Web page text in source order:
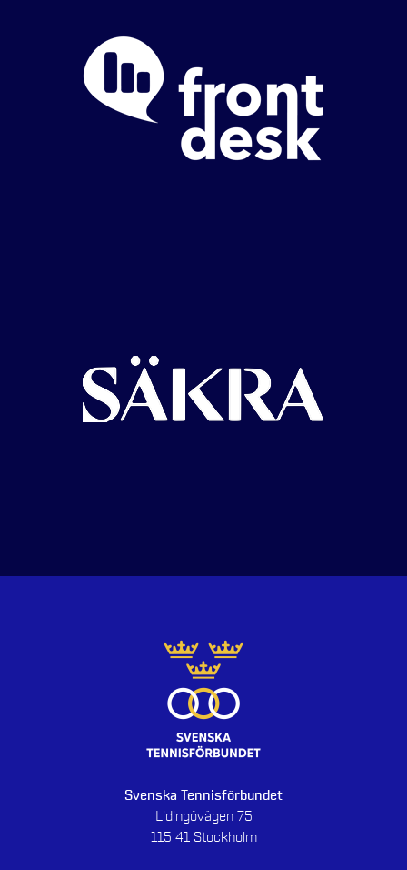
Svenska Tennisförbundet
Lidingövägen 75
115 41 Stockholm